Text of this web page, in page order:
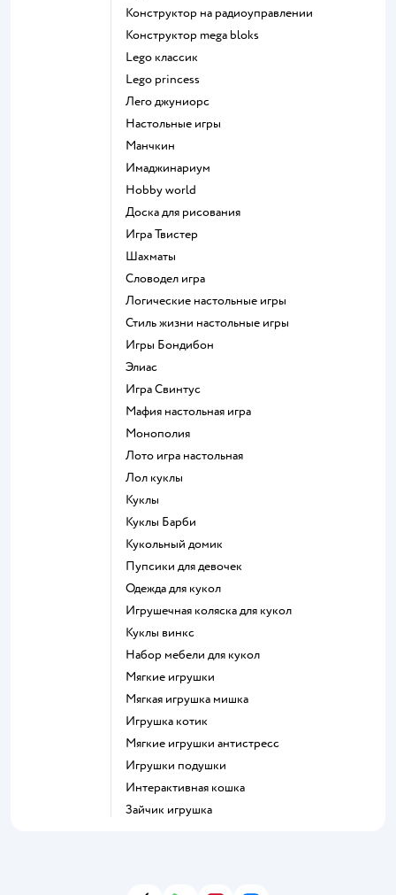
Конструктор на радиоуправлении
Конструктор mega bloks
Lego классик
Lego princess
Лего джуниорс
Настольные игры
Манчкин
Имаджинариум
Hobby world
Доска для рисования
Игра Твистер
Шахматы
Словодел игра
Логические настольные игры
Стиль жизни настольные игры
Игры Бондибон
Элиас
Игра Свинтус
Мафия настольная игра
Монополия
Лото игра настольная
Лол куклы
Куклы
Куклы Барби
Кукольный домик
Пупсики для девочек
Одежда для кукол
Игрушечная коляска для кукол
Куклы винкс
Набор мебели для кукол
Мягкие игрушки
Мягкая игрушка мишка
Игрушка котик
Мягкие игрушки антистресс
Игрушки подушки
Интерактивная кошка
Зайчик игрушка